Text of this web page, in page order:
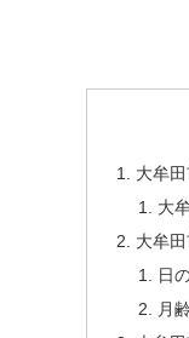
大牟
大
大牟
日
月齢